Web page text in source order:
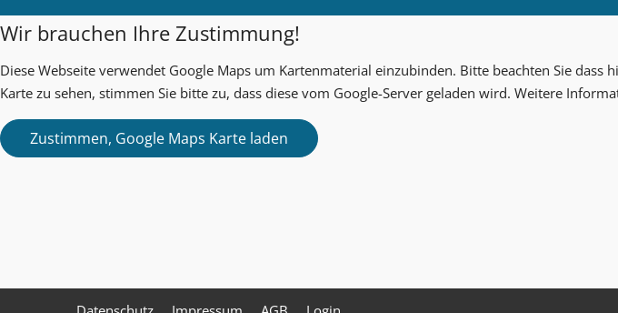
Wir brauchen Ihre Zustimmung!
Diese Webseite verwendet Google Maps um Kartenmaterial einzubinden. Bitte beachten Sie
Karte zu sehen, stimmen Sie bitte zu, dass diese vom Google-Server geladen wird. Weitere